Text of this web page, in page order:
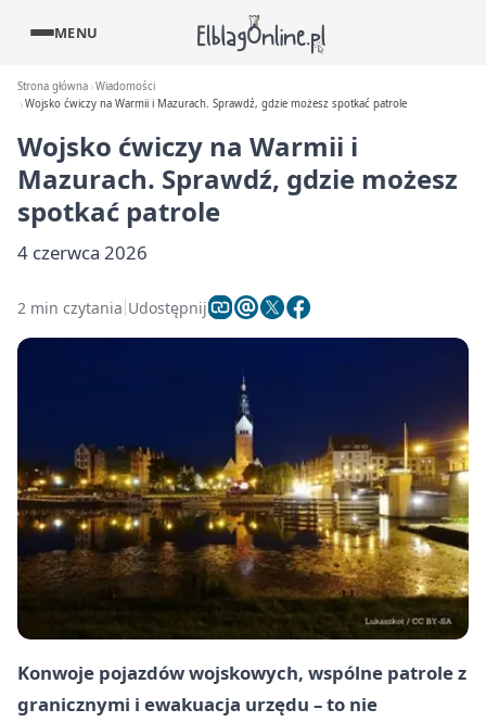
MENU
Strona główna Wiadomości
Wojsko ćwiczy na Warmii i Mazurach. Sprawdź, gdzie możesz spotkać patrole
Wojsko ćwiczy na Warmii i
Mazurach. Sprawdź, gdzie możesz
spotkać patrole
4 czerwca 2026
2 min czytania Udostępnij
Konwoje pojazdów wojskowych, wspólne patrole z
granicznymi i ewakuacja urzędu – to nie